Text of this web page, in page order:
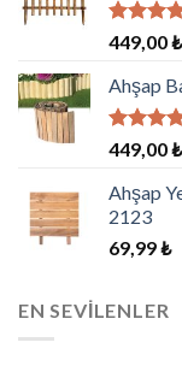
5
5.00oy
aldı
449,00₺
Ahşap
5
5.00oy
aldı
449,00₺
Ahşap
2123
69,99₺
EN SEVILENLER